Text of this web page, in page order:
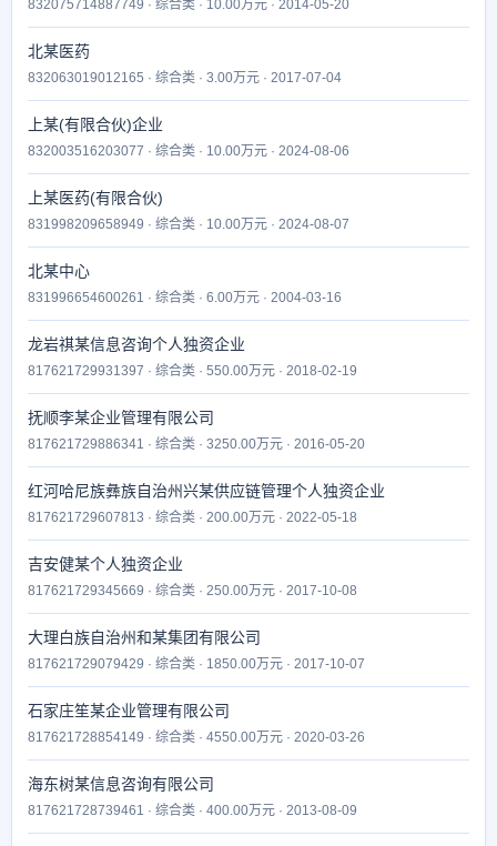
832075714887749 · 综合类 · 10.00万元 · 2014-05-20
北某医药
832063019012165 · 综合类 · 3.00万元 · 2017-07-04
上某(有限合伙)企业
832003516203077 · 综合类 · 10.00万元 · 2024-08-06
上某医药(有限合伙)
831998209658949 · 综合类 · 10.00万元 · 2024-08-07
北某中心
831996654600261 · 综合类 · 6.00万元 · 2004-03-16
龙岩祺某信息咨询个人独资企业
817621729931397 · 综合类 · 550.00万元 · 2018-02-19
抚顺李某企业管理有限公司
817621729886341 · 综合类 · 3250.00万元 · 2016-05-20
红河哈尼族彝族自治州兴某供应链管理个人独资企业
817621729607813 · 综合类 · 200.00万元 · 2022-05-18
吉安健某个人独资企业
817621729345669 · 综合类 · 250.00万元 · 2017-10-08
大理白族自治州和某集团有限公司
817621729079429 · 综合类 · 1850.00万元 · 2017-10-07
石家庄笙某企业管理有限公司
817621728854149 · 综合类 · 4550.00万元 · 2020-03-26
海东树某信息咨询有限公司
817621728739461 · 综合类 · 400.00万元 · 2013-08-09